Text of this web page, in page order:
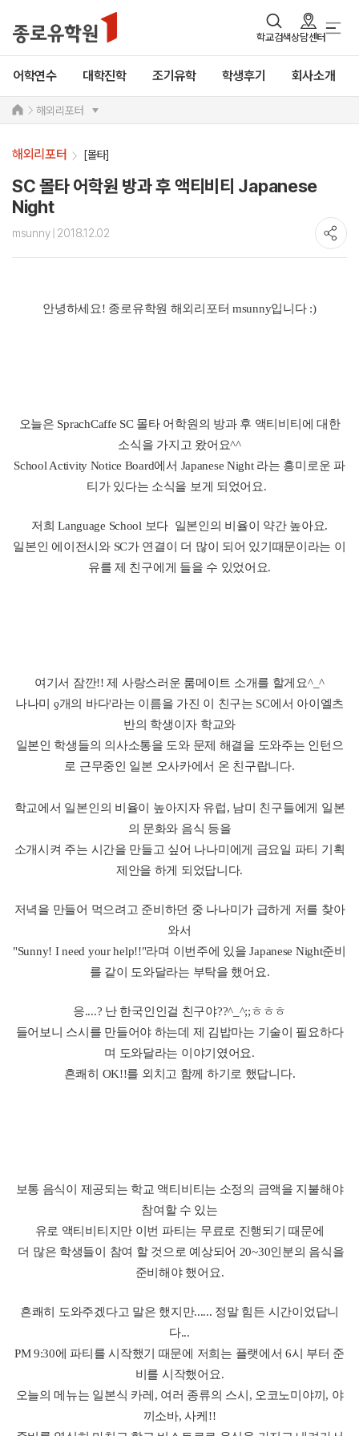
학교검색상담센터
어학연수 대학진학 조기유학 학생후기 회사소개
해외리포터
해외리포터 [몰타]
SC 몰타 어학원 방과 후 액티비티 Japanese
Night
msunny| 2018.12.02
안녕하세요! 종로유학원 해외리포터 msunny입니다 :)
오늘은 SprachCaffe SC 몰타 어학원의 방과 후 액티비티에 대한
소식을 가지고 왔어요^^
티가 있다는 소식을 보게 되었어요.
저희 Language School 보다 일본인의 비율이 약간 높아요.
일본인 에이전시와 SC가 연결이 더 많이 되어 있기때문이라는 이
여기서 잠깐!! 제 사랑스러운 룸메이트 소개를 할게요^_^
나나미 ƍ개의 바다'라는 이름을 가진 이 친구는 SC에서 아이엘츠
반의 학생이자 학교와
일본인 학생들의 의사소통을 도와 문제 해결을 도와주는 인턴으
로 근무중인 일본 오사카에서 온 친구랍니다.